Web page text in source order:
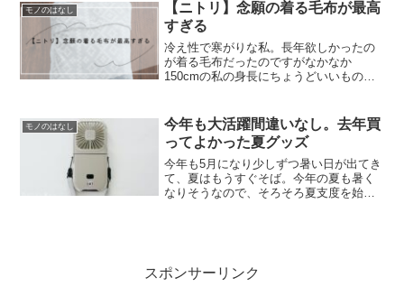
モノのはなし
【ニトリ】念願の着る毛布が最高
すぎる
冷え性で寒がりな私。長年欲しかったの
が着る毛布だったのですがなかなか
150cmの私の身長にちょうどいいものを
もちょうど良さそうな着る毛布を発見し
即購入しました。今回購入...
モノのはなし
今年も大活躍間違いなし。去年買
ってよかった夏グッズ
今年も5月になり少しずつ暑い日が出てき
て、夏はもうすぐそば。今年の夏も暑く
なりそうなので、そろそろ夏支度を始め
スポンサーリンク